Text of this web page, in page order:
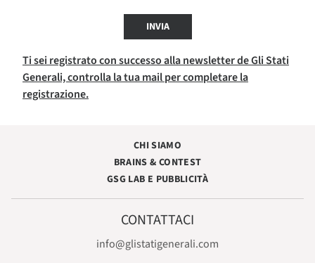
INVIA
Ti sei registrato con successo alla newsletter de Gli Stati
Generali, controlla la tua mail per completare la
registrazione.
CHI SIAMO
BRAINS & CONTEST
GSG LAB E PUBBLICITÀ
CONTATTACI
info@glistatigenerali.com